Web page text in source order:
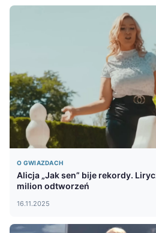
O GWIAZDACH
Alicja „Jak sen” bije rekordy.
milion odtworzeń
16.11.2025